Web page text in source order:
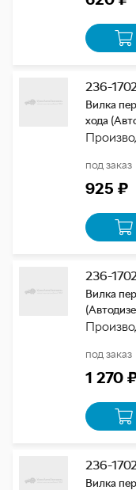
236-
Вилка
хода
под заказ
925 ₽
236-
Вилка
под заказ
1 270
236-
Вилка